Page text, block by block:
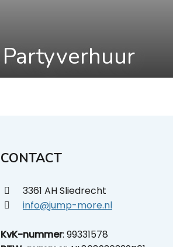
Partyverhuur
CONTACT
3361 AH Sliedrecht
info@jump-more.nl
KvK-nummer: 99331578